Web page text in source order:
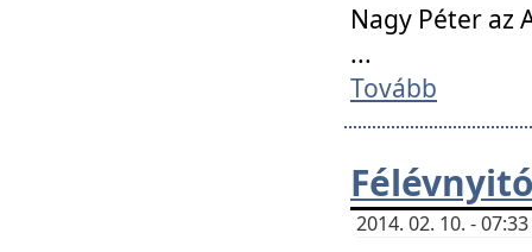
Nagy Péter az
...
Tovább
2014. 02. 10. -